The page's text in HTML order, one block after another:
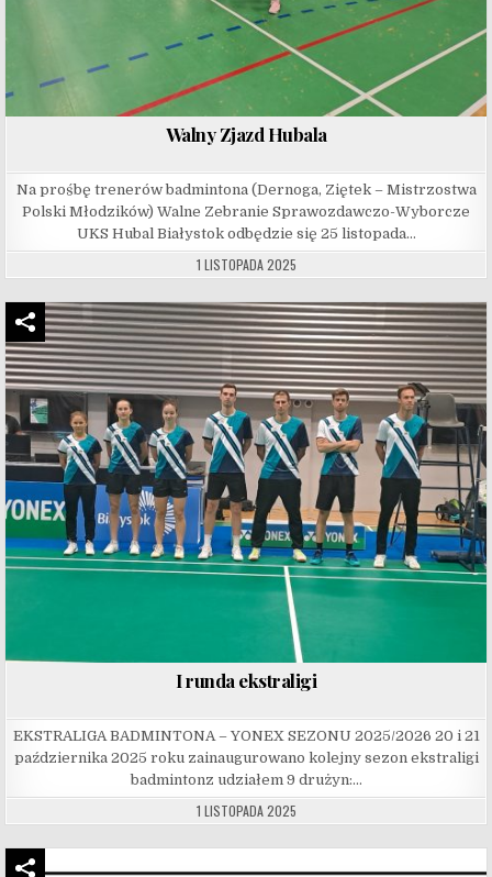
Walny Zjazd Hubala
Na prośbę trenerów badmintona (Dernoga, Ziętek – Mistrzostwa
Polski Młodzików) Walne Zebranie Sprawozdawczo-Wyborcze
UKS Hubal Białystok odbędzie się 25 listopada…
1 LISTOPADA 2025
I runda ekstraligi
EKSTRALIGA BADMINTONA – YONEX SEZONU 2025/2026 20 i 21
października 2025 roku zainaugurowano kolejny sezon ekstraligi
badmintonz udziałem 9 drużyn:…
1 LISTOPADA 2025